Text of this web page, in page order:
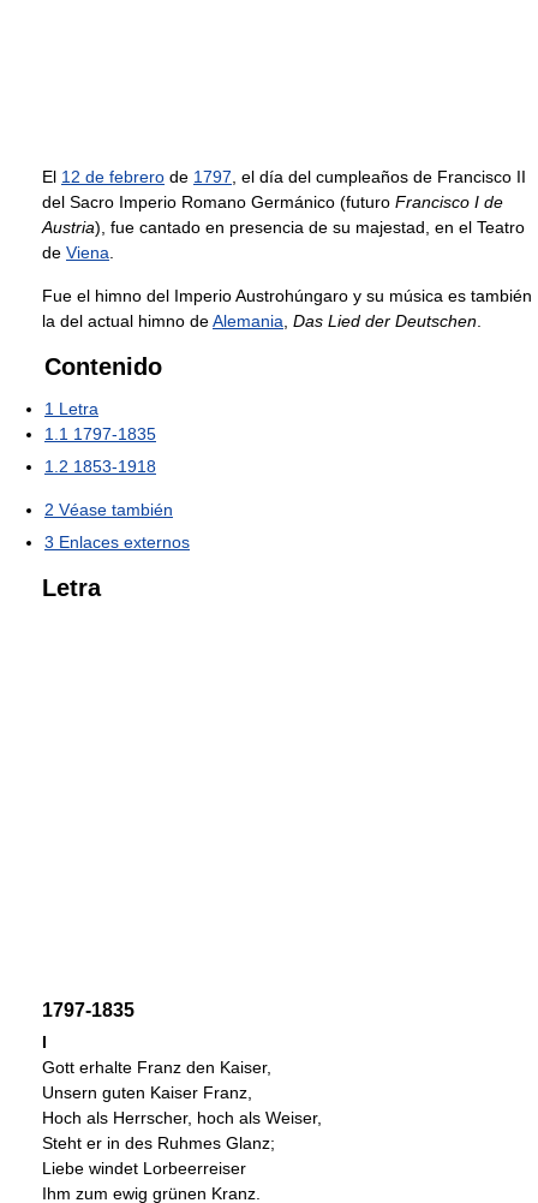
El 12 de febrero de 1797 , el día del cumpleaños de Francisco II
del Sacro Imperio Romano Germánico (futuro Francisco I de
Austria), fue cantado en presencia de su majestad, en el Teatro
de Viena
Fue el himno del Imperio Austrohúngaro y su música es también
la del actual himno deAlemania Das Lied der Deutschen
Contenido
1 Letra
1.1 1797-1835
1.2 1853-1918
2 Véase también
3 Enlaces externos
Letra
1797-1835
I
Gott erhalte Franz den Kaiser,
Unsern guten Kaiser Franz,
Hoch als Herrscher, hoch als Weiser,
Steht er in des Ruhmes Glanz;
Liebe windet Lorbeerreiser
Ihm zum ewig grünen Kranz.